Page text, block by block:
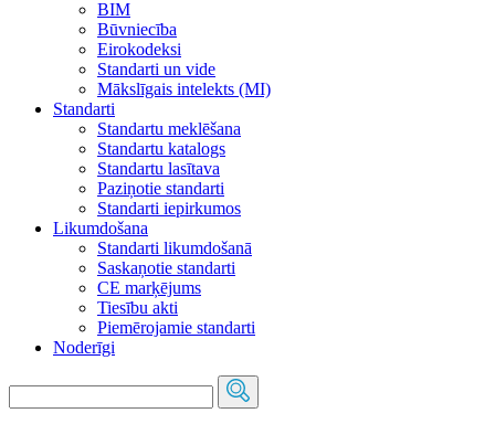
BIM
Būvniecība
Eirokodeksi
Standarti un vide
Mākslīgais intelekts (MI)
Standarti
Standartu meklēšana
Standartu katalogs
Standartu lasītava
Paziņotie standarti
Standarti iepirkumos
Likumdošana
Standarti likumdošanā
Saskaņotie standarti
CE marķējums
Tiesību akti
Piemērojamie standarti
Noderīgi